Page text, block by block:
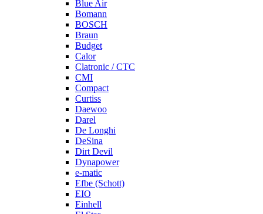
Blue Air
Bomann
BOSCH
Braun
Budget
Calor
Clatronic / CTC
CMI
Compact
Curtiss
Daewoo
Darel
De Longhi
DeSina
Dirt Devil
Dynapower
e-matic
Efbe (Schott)
EIO
Einhell